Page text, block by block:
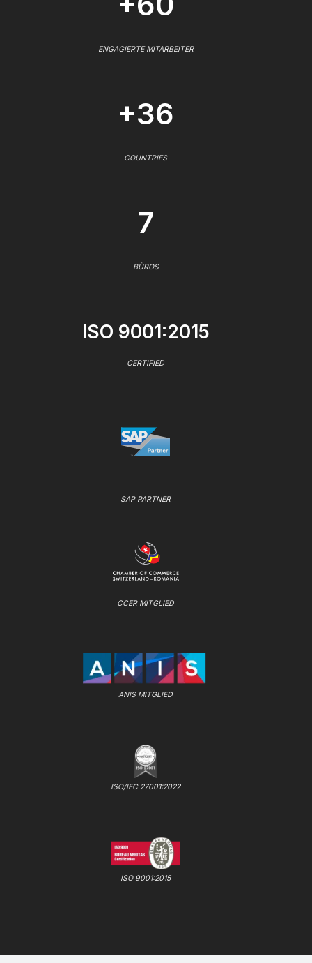
ENGAGIERTE MITARBEITER
+36
COUNTRIES
7
BÜROS
ISO 9001:2015
CERTIFIED
SAP PARTNER
CCER MITGLIED
ANIS MITGLIED
ISO/IEC 27001:2022
ISO 9001:2015